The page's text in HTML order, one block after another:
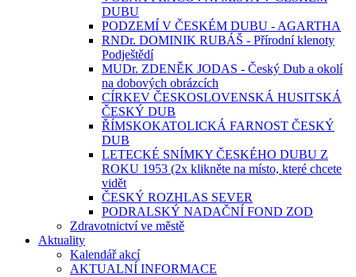
DUBU
PODZEMÍ V ČESKÉM DUBU - AGARTHA
RNDr. DOMINIK RUBÁŠ - Přírodní klenoty
Podještědí
MUDr. ZDENĚK JODAS - Český Dub a okolí
na dobových obrázcích
CÍRKEV ČESKOSLOVENSKÁ HUSITSKÁ
ČESKÝ DUB
ŘÍMSKOKATOLICKÁ FARNOST ČESKÝ
DUB
LETECKÉ SNÍMKY ČESKÉHO DUBU Z
ROKU 1953 (2x klikněte na místo, které chcete
vidět
ČESKÝ ROZHLAS SEVER
PODRALSKÝ NADAČNÍ FOND ZOD
Zdravotnictví ve městě
Aktuality
Kalendář akcí
AKTUALNÍ INFORMACE